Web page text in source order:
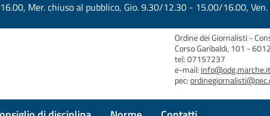
Mer. chiuso al pubblico, Gio. 9.30/12.30 - 15.00/16.00,
Ordine dei Giornalisti -
Corso Garibaldi, 101 -
tel: 07157237
e-mail: info@odg.marche.it
pec: